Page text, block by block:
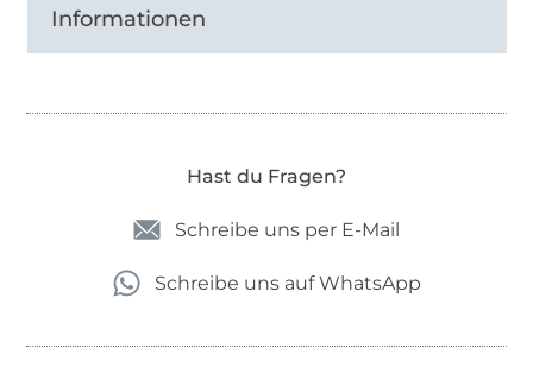
Informationen
Hast du Fragen?
Schreibe uns per E-Mail
Schreibe uns auf WhatsApp